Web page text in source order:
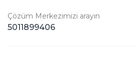
Çözüm Merkezimizi arayın
5011899406